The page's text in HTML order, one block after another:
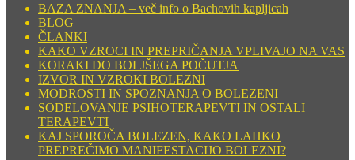
BAZA ZNANJA – več info o Bachovih kapljicah
BLOG
ČLANKI
KAKO VZROCI IN PREPRIČANJA VPLIVAJO NA VAS
KORAKI DO BOLJŠEGA POČUTJA
IZVOR IN VZROKI BOLEZNI
MODROSTI IN SPOZNANJA O BOLEZENI
SODELOVANJE PSIHOTERAPEVTI IN OSTALI
TERAPEVTI
KAJ SPOROČA BOLEZEN, KAKO LAHKO
PREPREČIMO MANIFESTACIJO BOLEZNI?